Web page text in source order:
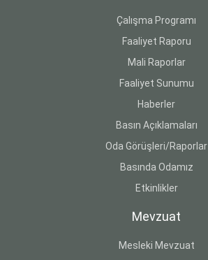
Çalışma Programı
Faaliyet Raporu
Mali Raporlar
Faaliyet Sunumu
Haberler
Basın Açıklamaları
Oda Görüşleri/Raporlar
Basında Odamız
Etkinlikler
Mevzuat
Mesleki Mevzuat